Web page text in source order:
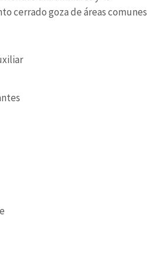
cerrado goza de áreas comunes